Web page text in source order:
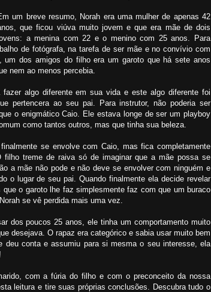
um breve resumo, Norah era uma mulher de apenas 42
que ficou viúva muito jovem e que era mãe de dois
a menina com 22 e o menino com 25 anos. Para
de fotógrafa, na tarefa de ser mãe e no convívio com
um dos amigos do filho era um garoto que há sete anos
nem ao menos percebia.
fazer algo diferente em sua vida e este algo diferente foi
pertencera ao seu pai. Para instrutor, não poderia ser
o enigmático Caio. Ele estava longe de ser um playboy
como tantos outros, mas que tinha sua beleza.
se envolve com Caio, mas fica completamente
filho treme de raiva só de imaginar que a mãe possa se
a mãe não pode e não deve se envolver com ninguém e
o lugar de seu pai. Quando finalmente ela decide revelar
o garoto lhe faz simplesmente faz com que um buraco
se vê perdida mais uma vez.
dos poucos 25 anos, ele tinha um comportamento muito
desejava. O rapaz era categórico e sabia usar muito bem
deu conta e assumiu para si mesma o seu interesse, ela
com a fúria do filho e com o preconceito da nossa
leitura e tire suas próprias conclusões. Descubra tudo o